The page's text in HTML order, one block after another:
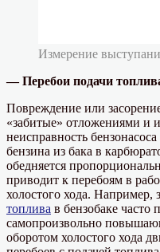
Измерение
— Перебои подачи
Повреждение или
«забитые» отложениями и
неисправность
бензина из бака в
обедняется
приводит к перебоям в
холостого хода. Например,
топлива в бензобаке
самопроизвольно
оборотом холостого хода